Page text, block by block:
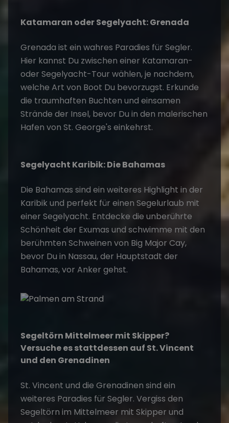
Katamaran oder Segelyacht: Grenada
Grenada ist ein wahres Paradies für Segler.
Hier kannst Du zwischen einer Katamaran-
oder Segelyacht-Tour wählen, je nachdem,
welche Art von Boot Du bevorzugst. Erkunde
die traumhaften Buchten und einsamen
Strände der Insel, bevor Du in den malerischen
Hafen von St. George's einkehrst.
Segelyacht Karibik: Die Bahamas
Die Bahamas sind ein weiteres Highlight in der
Karibik und perfekt für einen Segelurlaub mit
einer Segelyacht. Entdecke die unberührte
Schönheit der Exumas und schwimme mit den
berühmten Schweinen von Big Major Cay,
bevor Du in Nassau, der Hauptstadt der
Bahamas, vor Anker gehst.
Segeltörn Mittelmeer mit Skipper?
Versuche es stattdessen auf St. Vincent
und den Grenadinen
St. Vincent und die Grenadinen sind ein
weiteres Paradies für Segler. Vergiss den
Segeltörn im Mittelmeer mit Skipper und